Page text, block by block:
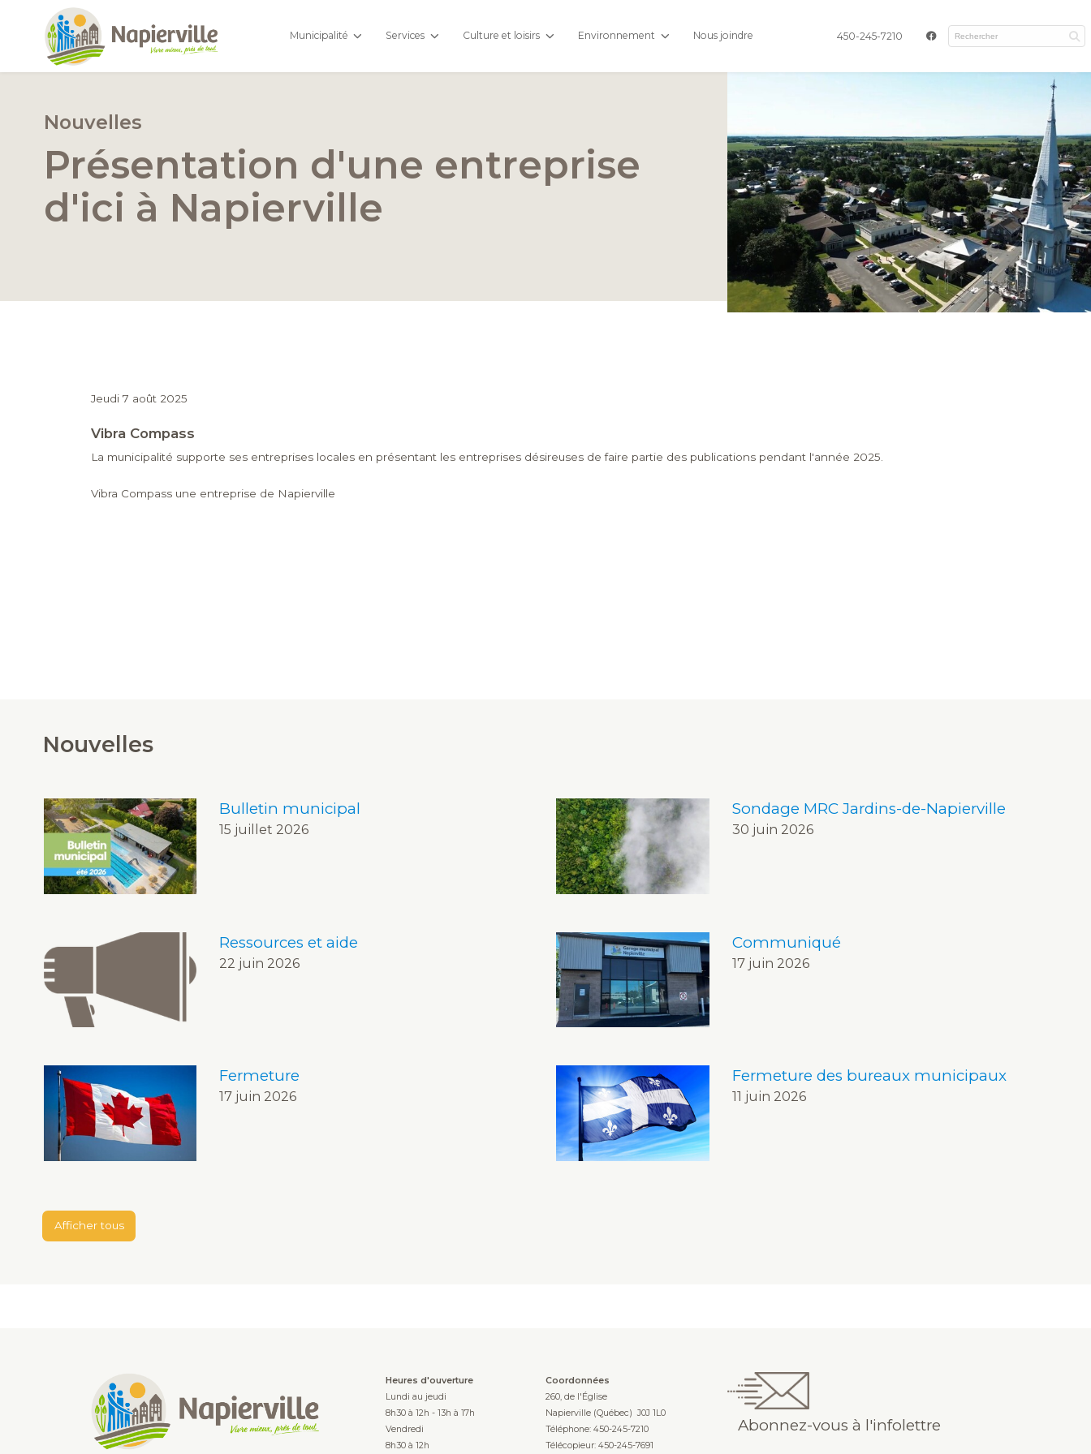
Municipalité Services Culture et loisirs Environnement Nous joindre 450-245-7210
Nouvelles
Présentation d'une entreprise
d'ici à Napierville
Jeudi 7 août 2025
Vibra Compass
La municipalité supporte ses entreprises locales en présentant les entreprises désireuses de faire partie des publications pendant l'année 2025.
Vibra Compass une entreprise de Napierville
Nouvelles
Bulletin municipal
15 juillet 2026
Sondage MRC Jardins-de-Napierville
30 juin 2026
Ressources et aide
22 juin 2026
Communiqué
17 juin 2026
Fermeture
17 juin 2026
Fermeture des bureaux municipaux
11 juin 2026
Afficher tous
Heures d'ouverture
Lundi au jeudi
8h30 à 12h - 13h à 17h
Vendredi
8h30 à 12h
Coordonnées
260, de l'Église
Napierville (Québec) J0J 1L0
Téléphone: 450-245-7210
Télécopieur: 450-245-7691
Abonnez-vous à l'infolettre